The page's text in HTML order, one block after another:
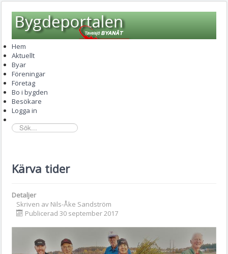
Hem
Aktuellt
Byar
Föreningar
Företag
Bo i bygden
Besökare
Logga in
sök...
Kärva tider
Detaljer
Skriven av Nils-Åke Sandström
Publicerad 30 september 2017